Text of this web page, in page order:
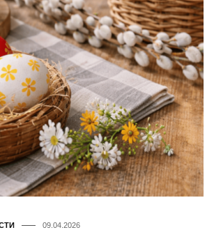
09.04.2026